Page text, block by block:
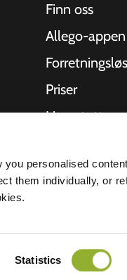
personalised
them individually, or
Statistics
Finn oss
Allego-appen
Priser
Live-støtte
-leverandører
Alle rettigheter